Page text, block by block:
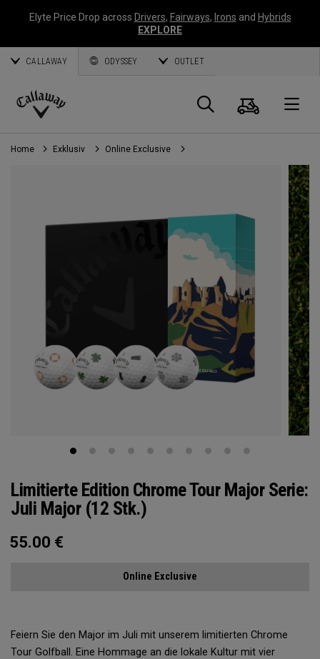
Elyte Price Drop across Drivers, Fairways, Irons and Hybrids
EXPLORE
CALLAWAY ODYSSEY OUTLET
Callaway
Golf
Suche
Home Exklusiv Online Exclusive
Limitierte Edition Chrome Tour Major Serie:
Juli Major (12 Stk.)
55.00 €
Online Exclusive
Feiern Sie den Major im Juli mit unserem limitierten Chrome
Tour Golfball. Eine Hommage an die lokale Kultur mit vier